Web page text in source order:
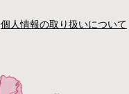
個人情報の取り扱いについて